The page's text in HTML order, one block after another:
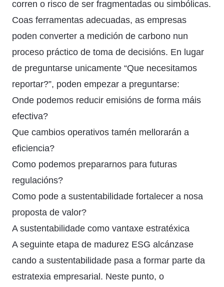
corren o risco de ser fragmentadas ou simbólicas.
Coas ferramentas adecuadas, as empresas
poden converter a medición de carbono nun
proceso práctico de toma de decisións. En lugar
de preguntarse unicamente “Que necesitamos
reportar?”, poden empezar a preguntarse:
Onde podemos reducir emisións de forma máis
efectiva?
Que cambios operativos tamén mellorarán a
eficiencia?
Como podemos prepararnos para futuras
regulacións?
Como pode a sustentabilidade fortalecer a nosa
proposta de valor?
A sustentabilidade como vantaxe estratéxica
A seguinte etapa de madurez ESG alcánzase
cando a sustentabilidade pasa a formar parte da
estratexia empresarial. Neste punto, o